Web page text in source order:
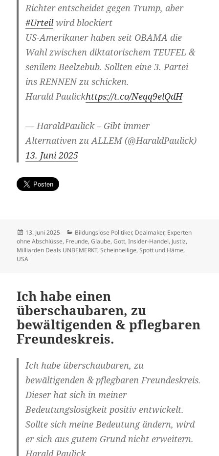
Richter entscheidet gegen Trump, aber
#Urteilwird blockiert
US-Amerikaner haben seit OBAMA die
Wahl zwischen diktatorischem TEUFEL &
senilem Beelzebub. Sollten eine 3. Partei
ins RENNEN zu schicken.
Harald Paulickhttps://t.co/Neqq9elQdH
— HaraldPaulick – Gibt immer
Alternativen zu ALLEM (@HaraldPaulick)
13. Juni 2025
Veröffentlicht
am
13. Juni 2025 Kategorien
Bildungslose Politiker, Dealmaker, Experten
ohne Abschlüsse, Freunde,Glaube,Gott,Insider-Handel, Justiz,
Milliarden Deals UNBEMERKT,Scheinheilige,Spott und Häme,
USA
Ich habe einen
überschaubaren, zu
bewältigenden & pflegbaren
Freundeskreis.
Ich habe überschaubaren, zu
bewältigenden & pflegbaren Freundeskreis.
Dieser hat sich in meiner
Bedeutungslosigkeit positiv entwickelt.
Sollte sich meine Bedeutung ändern, wird
er sich aus gutem Grund nicht erweitern.